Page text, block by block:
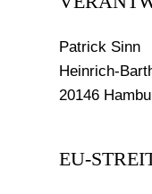
Patrick Sinn
Heinrich-
20146
EU-